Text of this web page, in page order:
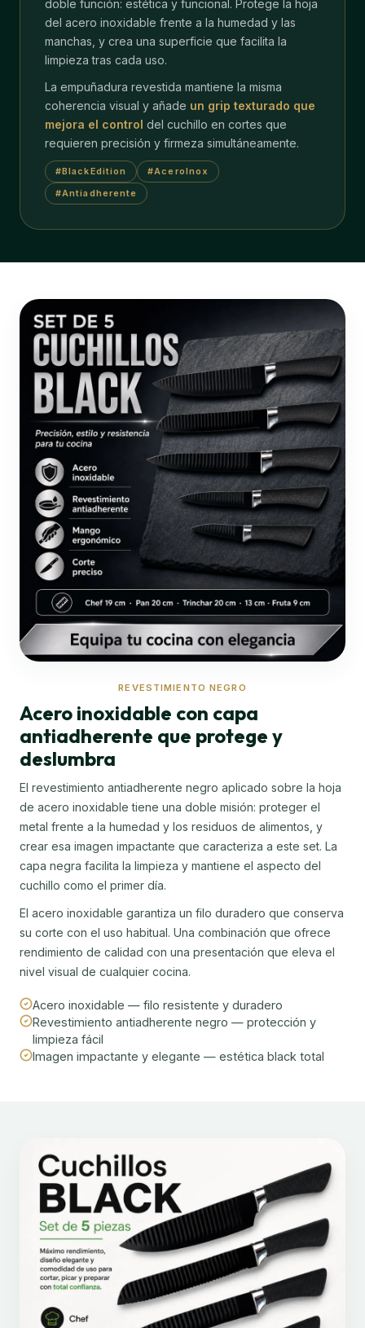
doble función: estética y funcional. Protege la hoja
del acero inoxidable frente a la humedad y las
manchas, y crea una superficie que facilita la
limpieza tras cada uso.
La empuñadura revestida mantiene la misma
coherencia visual y añade un grip texturado que
mejora el control del cuchillo en cortes que
requieren precisión y firmeza simultáneamente.
#BlackEdition
#AceroInox
#Antiadherente
REVESTIMIENTO NEGRO
Acero inoxidable con capa
antiadherente que protege y
deslumbra
El revestimiento antiadherente negro aplicado sobre la hoja
de acero inoxidable tiene una doble misión: proteger el
metal frente a la humedad y los residuos de alimentos, y
crear esa imagen impactante que caracteriza a este set. La
capa negra facilita la limpieza y mantiene el aspecto del
cuchillo como el primer día.
El acero inoxidable garantiza un filo duradero que conserva
su corte con el uso habitual. Una combinación que ofrece
rendimiento de calidad con una presentación que eleva el
nivel visual de cualquier cocina.
Acero inoxidable — filo resistente y duradero
Revestimiento antiadherente negro — protección y
limpieza fácil
Imagen impactante y elegante — estética black total